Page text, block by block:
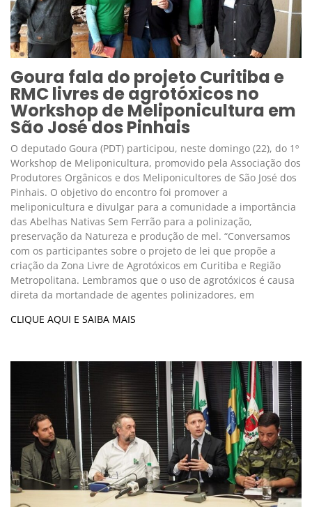
Goura fala do projeto Curitiba e
RMC livres de agrotóxicos no
Workshop de Meliponicultura em
São José dos Pinhais
O deputado Goura (PDT) participou, neste domingo (22), do 1º
Workshop de Meliponicultura, promovido pela Associação dos
Produtores Orgânicos e dos Meliponicultores de São José dos
Pinhais. O objetivo do encontro foi promover a
meliponicultura e divulgar para a comunidade a importância
das Abelhas Nativas Sem Ferrão para a polinização,
preservação da Natureza e produção de mel. “Conversamos
com os participantes sobre o projeto de lei que propõe a
criação da Zona Livre de Agrotóxicos em Curitiba e Região
Metropolitana. Lembramos que o uso de agrotóxicos é causa
direta da mortandade de agentes polinizadores, em
CLIQUE AQUI E SAIBA MAIS